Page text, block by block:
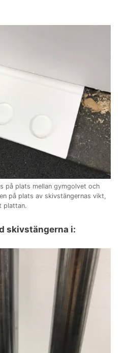
på plats mellan gymgolvet och
på plats av skivstängernas vikt,
plattan.
skivstängerna i: